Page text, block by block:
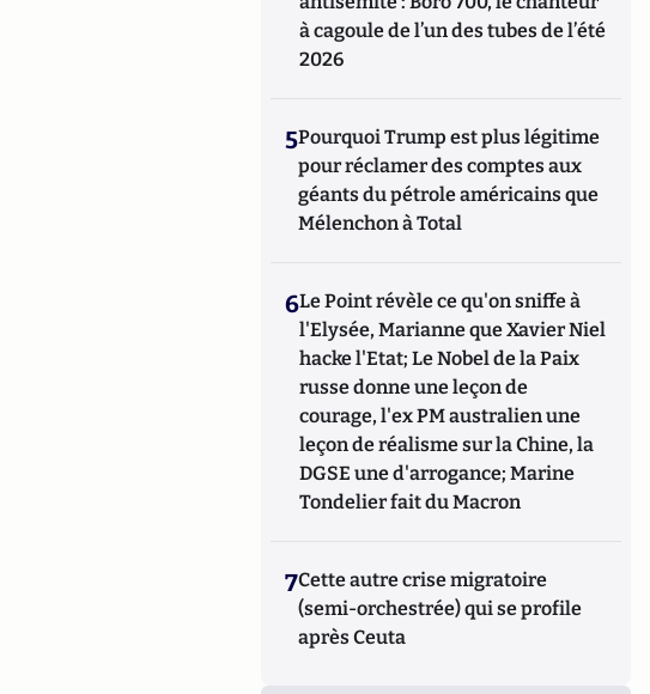
à cagoule de l’un des tubes de l’été
2026
5Pourquoi Trump est plus légitime
pour réclamer des comptes aux
géants du pétrole américains que
Mélenchon à Total
6Le Point révèle ce qu'on sniffe à
l'Elysée, Marianne que Xavier Niel
hacke l'Etat; Le Nobel de la Paix
russe donne une leçon de
courage, l'ex PM australien une
leçon de réalisme sur la Chine, la
DGSE une d'arrogance; Marine
Tondelier fait du Macron
7Cette autre crise migratoire
(semi-orchestrée) qui se profile
après Ceuta